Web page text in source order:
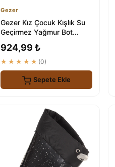
Gezer
Gezer Kız Çocuk Kışlık Su
Geçirmez Yağmur Bot
Çizme
924,99 ₺
★★★★★ (0)
Sepete Ekle